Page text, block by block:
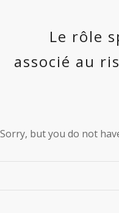
Le rôle
associé au
Sorry, but you do not